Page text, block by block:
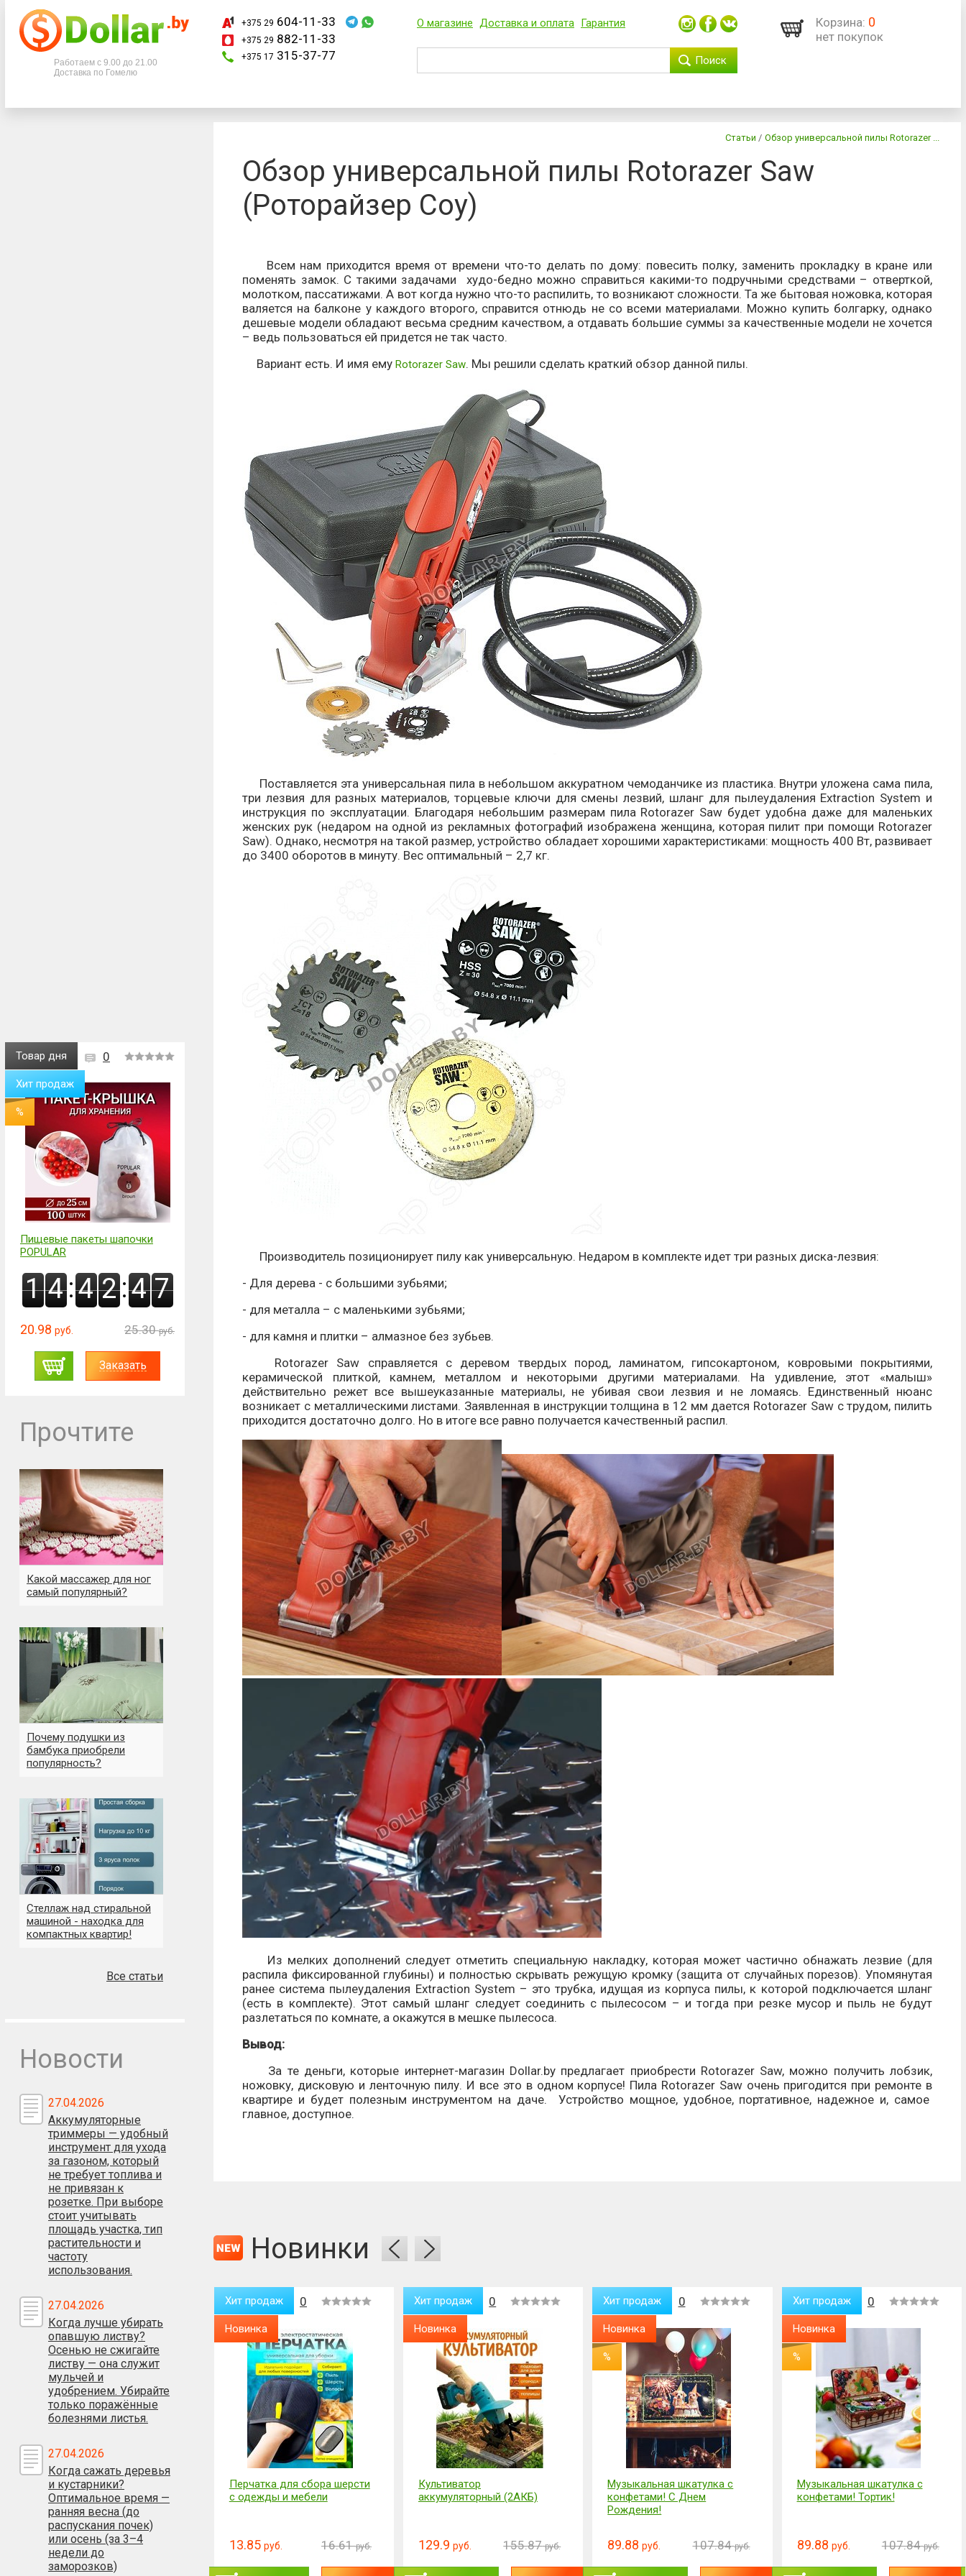
Телефоны
Работаем с 9.00 до 21.00
Доставка по Гомелю
+375 29 604-11-33
+375 29 882-11-33
+375 17 315-37-77
О магазине Доставка и оплата Гарантия
Поиск
Корзина: 0
нет покупок
0
Товар дня
Хит продаж
%
Пищевые пакеты шапочки
POPULAR
1 4:4 2:4 6
20.98 руб. 25.30 руб.
Заказать
Прочтите
Какой массажер для ног
самый популярный?
Почему подушки из
бамбука приобрели
популярность?
Стеллаж над стиральной
машиной - находка для
компактных квартир!
Все статьи
Новости
27.04.2026
Аккумуляторные
триммеры — удобный
инструмент для ухода
за газоном, который
не требует топлива и
не привязан к
розетке. При выборе
стоит учитывать
площадь участка, тип
растительности и
частоту
использования.
27.04.2026
Когда лучше убирать
опавшую листву?
Осенью не сжигайте
листву — она служит
мульчей и
удобрением. Убирайте
только поражённые
болезнями листья.
27.04.2026
Когда сажать деревья
и кустарники?
Оптимальное время —
ранняя весна (до
распускания почек)
или осень (за 3–4
недели до
заморозков)
Статьи / Обзор универсальной пилы Rotorazer ...
Обзор универсальной пилы Rotorazer Saw
(Роторайзер Соу)
Всем нам приходится время от времени что-то делать по дому: повесить полку, заменить прокладку в кране или
поменять замок. С такими задачами худо-бедно можно справиться какими-то подручными средствами – отверткой,
молотком, пассатижами. А вот когда нужно что-то распилить, то возникают сложности. Та же бытовая ножовка, которая
валяется на балконе у каждого второго, справится отнюдь не со всеми материалами. Можно купить болгарку, однако
дешевые модели обладают весьма средним качеством, а отдавать большие суммы за качественные модели не хочется
– ведь пользоваться ей придется не так часто.
Вариант есть. И имя ему Rotorazer Saw. Мы решили сделать краткий обзор данной пилы.
Поставляется эта универсальная пила в небольшом аккуратном чемоданчике из пластика. Внутри уложена сама пила,
три лезвия для разных материалов, торцевые ключи для смены лезвий, шланг для пылеудаления Extraction System и
инструкция по эксплуатации. Благодаря небольшим размерам пила Rotorazer Saw будет удобна даже для маленьких
женских рук (недаром на одной из рекламных фотографий изображена женщина, которая пилит при помощи Rotorazer
Saw). Однако, несмотря на такой размер, устройство обладает хорошими характеристиками: мощность 400 Вт, развивает
до 3400 оборотов в минуту. Вес оптимальный – 2,7 кг.
Производитель позиционирует пилу как универсальную. Недаром в комплекте идет три разных диска-лезвия:
- Для дерева - с большими зубьями;
- для металла – с маленькими зубьями;
- для камня и плитки – алмазное без зубьев.
Rotorazer Saw справляется с деревом твердых пород, ламинатом, гипсокартоном, ковровыми покрытиями,
керамической плиткой, камнем, металлом и некоторыми другими материалами. На удивление, этот «малыш»
действительно режет все вышеуказанные материалы, не убивая свои лезвия и не ломаясь. Единственный нюанс
возникает с металлическими листами. Заявленная в инструкции толщина в 12 мм дается Rotorazer Saw с трудом, пилить
приходится достаточно долго. Но в итоге все равно получается качественный распил.
Из мелких дополнений следует отметить специальную накладку, которая может частично обнажать лезвие (для
распила фиксированной глубины) и полностью скрывать режущую кромку (защита от случайных порезов). Упомянутая
ранее система пылеудаления Extraction System – это трубка, идущая из корпуса пилы, к которой подключается шланг
(есть в комплекте). Этот самый шланг следует соединить с пылесосом – и тогда при резке мусор и пыль не будут
разлетаться по комнате, а окажутся в мешке пылесоса.
Вывод:
За те деньги, которые интернет-магазин Dollar.by предлагает приобрести Rotorazer Saw, можно получить лобзик,
ножовку, дисковую и ленточную пилу. И все это в одном корпусе! Пила Rotorazer Saw очень пригодится при ремонте в
квартире и будет полезным инструментом на даче. Устройство мощное, удобное, портативное, надежное и, самое
главное, доступное.
Новинки
Хит продаж
Новинка
Перчатка для сбора шерсти
с одежды и мебели
13.85руб. 16.61
0
Хит продаж
Новинка
Культиватор
аккумуляторный (2АКБ)
129.9 руб. 155.87 руб.
0
Хит продаж
Новинка
Музыкальная шкатулка с
конфетами! С Днем
89.88 руб. 107.84 руб.
0
Хит продаж
Новинка
%
Музыкальная шкатулка с
конфетами! Тортик!
89.88 руб. 107.84 руб.
0
Хит продаж
Новинка
%
Надувной воротник для шеи
вытягивающий
44.87 руб. 53.87 руб.